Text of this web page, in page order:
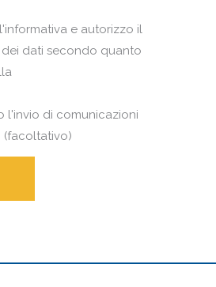
e autorizzo il
dati secondo quanto
l'invio di comunicazioni
(facoltativo)